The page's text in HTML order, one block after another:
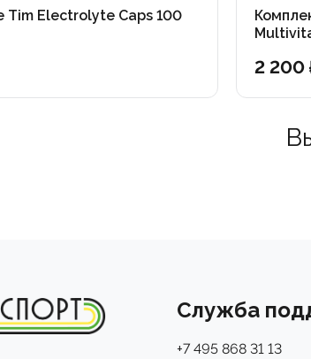
Tim Electrolyte Caps 100
2 200
Служба
+7 495 868 31 13